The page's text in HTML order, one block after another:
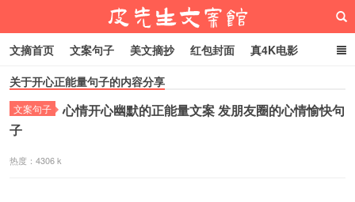
文摘首页 文案句子 美文摘抄 红包封面 真4K电影
网络热梗 恋爱家庭 微信头像
关于开心正能量句子的内容分享
文案句子
心情开心幽默的正能量文案 发朋友圈的心情愉快句
子
热度：4306 k